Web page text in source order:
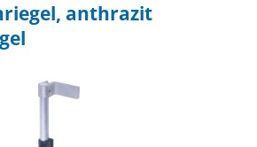
anthrazit